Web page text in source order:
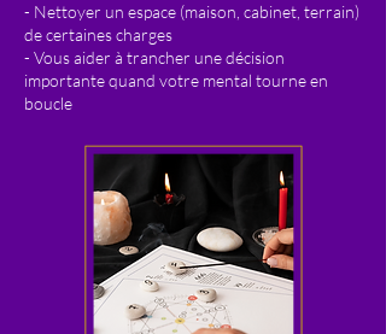
- Nettoyer un espace (maison, cabinet, terrain)
de certaines charges
- Vous aider à trancher une décision
importante quand votre mental tourne en
boucle